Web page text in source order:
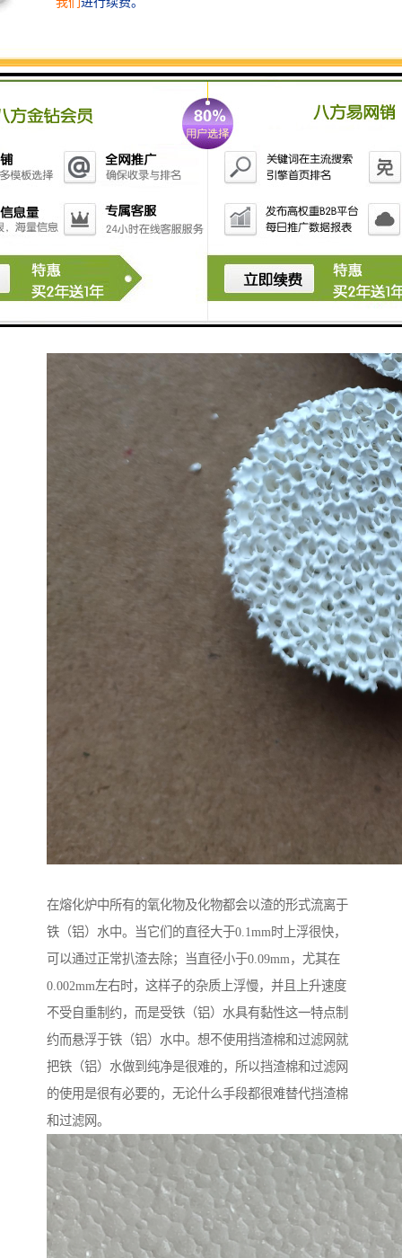
在熔化炉中所有的氧化物及化物都会以渣的形式流离于
铁（铝）水中。当它们的直径大于0.1mm时上浮很快，
可以通过正常扒渣去除；当直径小于0.09mm，尤其在
0.002mm左右时，这样子的杂质上浮慢，并且上升速度
不受自重制约，而是受铁（铝）水具有黏性这一特点制
约而悬浮于铁（铝）水中。想不使用挡渣棉和过滤网就
把铁（铝）水做到纯净是很难的，所以挡渣棉和过滤网
的使用是很有必要的，无论什么手段都很难替代挡渣棉
和过滤网。